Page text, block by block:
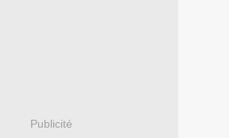
Publicité